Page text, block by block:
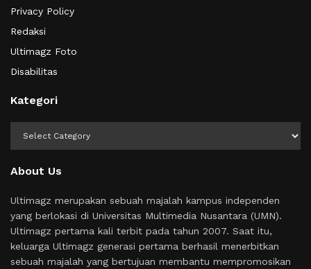
Privacy Policy
Redaksi
Ultimagz Foto
Disabilitas
Kategori
About Us
Ultimagz merupakan sebuah majalah kampus independen
yang berlokasi di Universitas Multimedia Nusantara (UMN).
Ultimagz pertama kali terbit pada tahun 2007. Saat itu,
keluarga Ultimagz generasi pertama berhasil menerbitkan
sebuah majalah yang bertujuan membantu mempromosikan